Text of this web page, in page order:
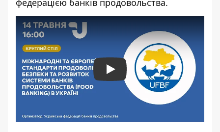
федерацією банків продовольства.
Play